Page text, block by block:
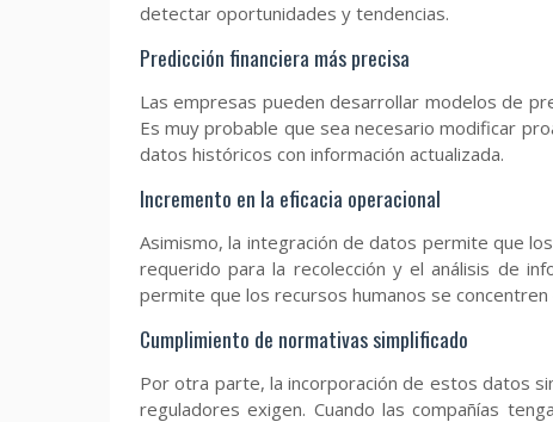
detectar oportunidades y tendencias.
Predicción financiera más precisa
Las empresas pueden desarrollar modelos de
Es muy probable que sea necesario modificar
datos históricos con información actualizada.
Incremento en la eficacia operacional
Asimismo, la integración de datos permite que
requerido para la recolección y el análisis de
permite que los recursos humanos se
Cumplimiento de normativas simplificado
Por otra parte, la incorporación de estos datos
reguladores exigen. Cuando las compañías